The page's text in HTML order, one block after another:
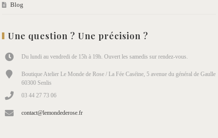
Blog
Une question ? Une précision ?
Du lundi au vendredi de 15h à 19h. Ouvert les samedis sur rendez-vous.
Boutique Atelier Le Monde de Rose / La Fée Caséine, 5 avenue du général de Gaulle
60300 Senlis
03 44 27 73 06
contact@lemondederose.fr